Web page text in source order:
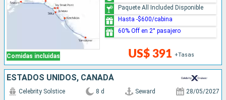
Comidas incluidas US$ 391 +Tasas
Paquete All Included Disponible
Hasta -$600/cabina
60% Off en 2° pasajero
ESTADOS UNIDOS, CANADÁ
Celebrity Solstice 8 d Seward 28/05/2027